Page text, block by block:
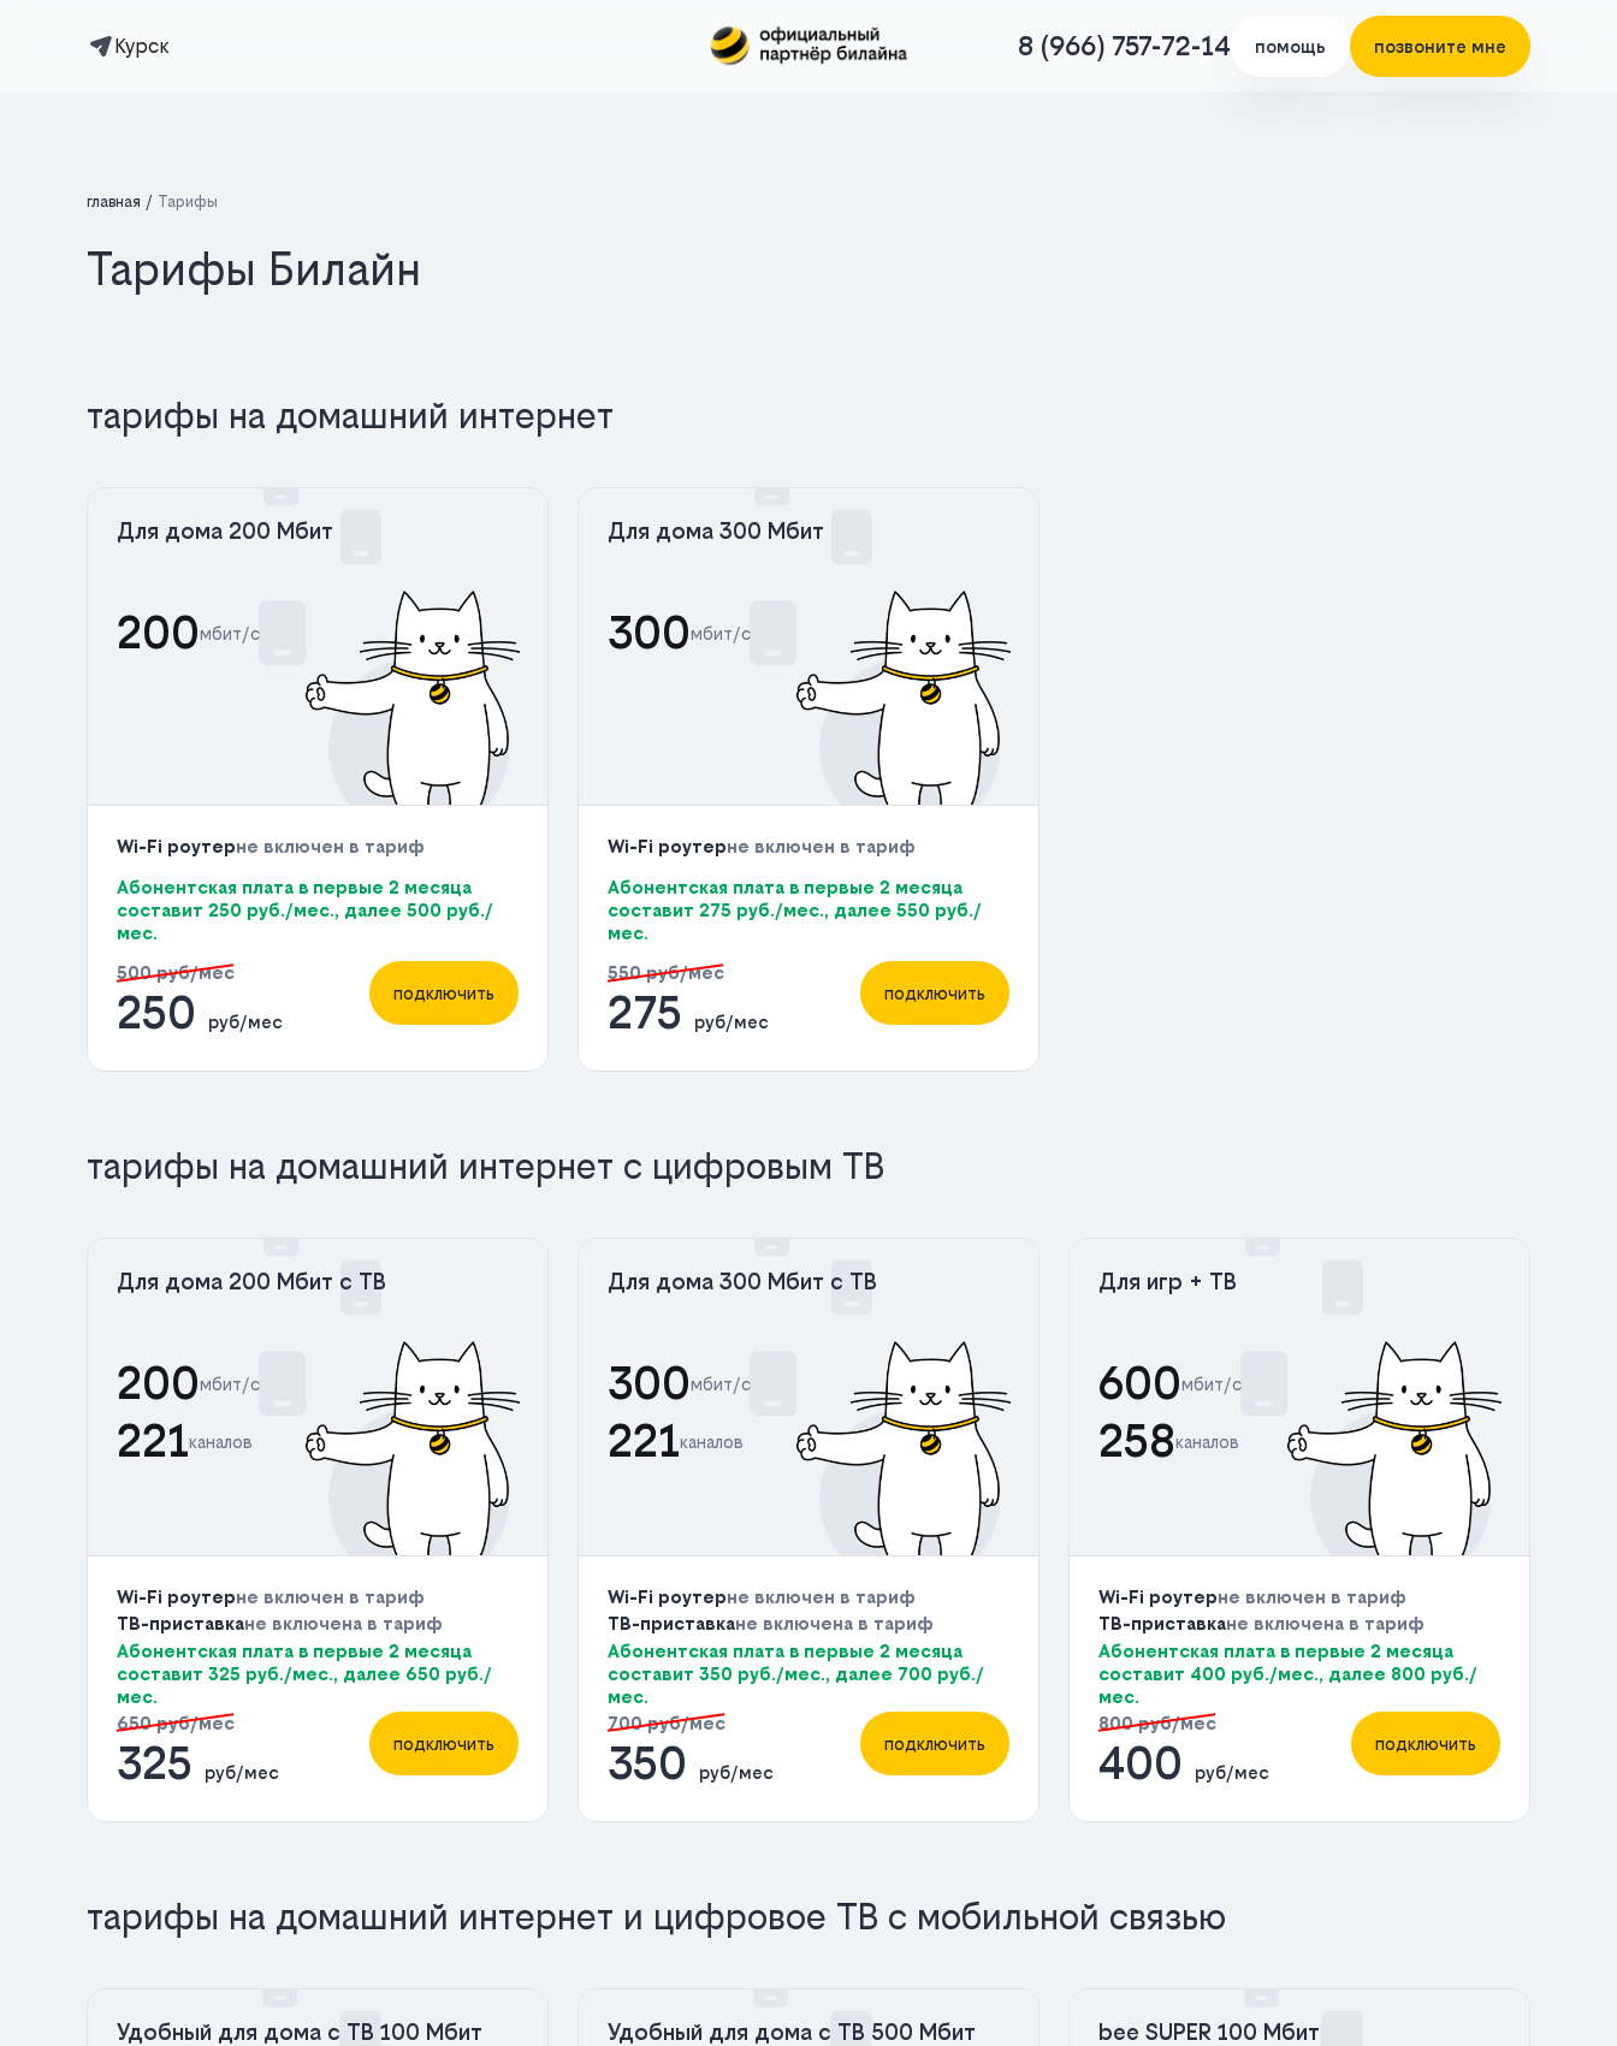
Курск 8 (966) 757-72-14 помощь позвоните мне
главная Тарифы
Тарифы Билайн
тарифы на домашний интернет
Для дома 200 Мбит
200мбит/с
Wi-Fi роутерне включен в тариф
Абонентская плата в первые 2 месяца
составит 250 руб./мес., далее 500 руб./
мес.
500 руб/мес
250 руб/мес
подключить
Для дома 300 Мбит
300мбит/с
Wi-Fi роутерне включен в тариф
Абонентская плата в первые 2 месяца
составит 275 руб./мес., далее 550 руб./
мес.
550 руб/мес
275 руб/мес
подключить
тарифы на домашний интернет с цифровым ТВ
Для дома 200 Мбит с ТВ
200мбит/с
221каналов
Wi-Fi роутерне включен в тариф
ТВ-приставкане включена в тариф
Абонентская плата в первые 2 месяца
составит 325 руб./мес., далее 650 руб./
мес.
650 руб/мес
325 руб/мес
подключить
Для дома 300 Мбит с ТВ
300мбит/с
221каналов
Wi-Fi роутерне включен в тариф
ТВ-приставкане включена в тариф
Абонентская плата в первые 2 месяца
составит 350 руб./мес., далее 700 руб./
мес.
700 руб/мес
350 руб/мес
подключить
Для игр + ТВ
600мбит/с
258каналов
Wi-Fi роутерне включен в тариф
ТВ-приставкане включена в тариф
Абонентская плата в первые 2 месяца
составит 400 руб./мес., далее 800 руб./
мес.
800 руб/мес
400 руб/мес
подключить
тарифы на домашний интернет и цифровое ТВ с мобильной связью
Удобный для дома с ТВ 100 Мбит Удобный для дома с ТВ 500 Мбит bee SUPER 100 Мбит